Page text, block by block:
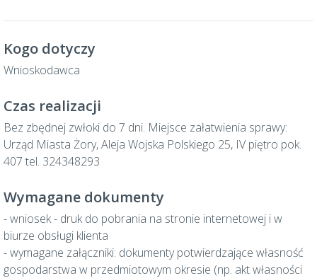
Kogo dotyczy
Wnioskodawca
Czas realizacji
Bez zbędnej zwłoki do 7 dni. Miejsce załatwienia sprawy:
Urząd Miasta Żory, Aleja Wojska Polskiego 25, IV piętro pok.
407 tel. 324348293
Wymagane dokumenty
- wniosek - druk do pobrania na stronie internetowej i w
biurze obsługi klienta
- wymagane załączniki: dokumenty potwierdzające własność
gospodarstwa w przedmiotowym okresie (np. akt własności